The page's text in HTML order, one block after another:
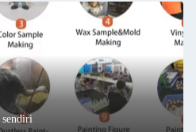
sendiri